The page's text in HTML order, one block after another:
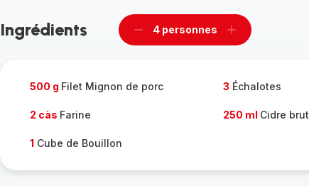
Ingrédients
Supprimer
4 personnes
Ajouter
500 g Filet Mignon de porc 3 Échalotes
2 càs Farine 250 ml Cidre brut
1 Cube de Bouillon